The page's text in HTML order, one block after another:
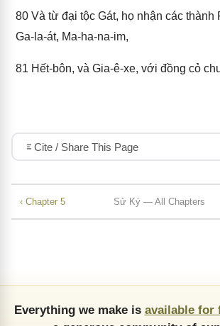
80 Và từ đại tộc Gát, họ nhận các thành
Ga-la-át, Ma-ha-na-im,
81 Hết-bôn, và Gia-ê-xe, với đồng cỏ
Cite / Share This Page
‹ Chapter 5 Sử Ký — All Chapters
Everything we make is available for